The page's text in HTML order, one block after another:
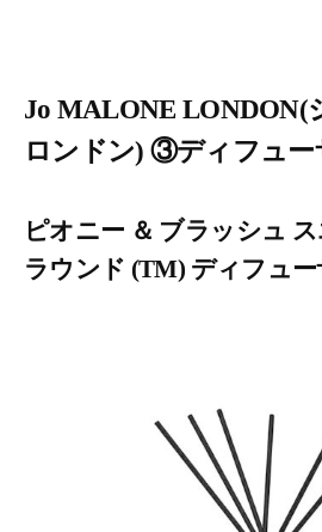
Jo MALONE LONDON(
ロンドン) ③ディフュー
ピオニー ＆ ブラッシュ
ラウンド (TM) ディフュ